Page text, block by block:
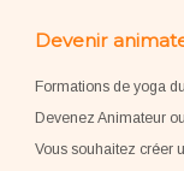
Devenir
Formations de yoga
Devenez Animateur
Vous souhaitez créer